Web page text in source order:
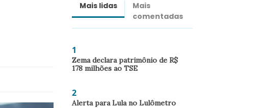
Mais lidas
Mais
comentadas
1
Zema declara patrimônio de R$
178 milhões ao TSE
2
Alerta para Lula no Lulômetro